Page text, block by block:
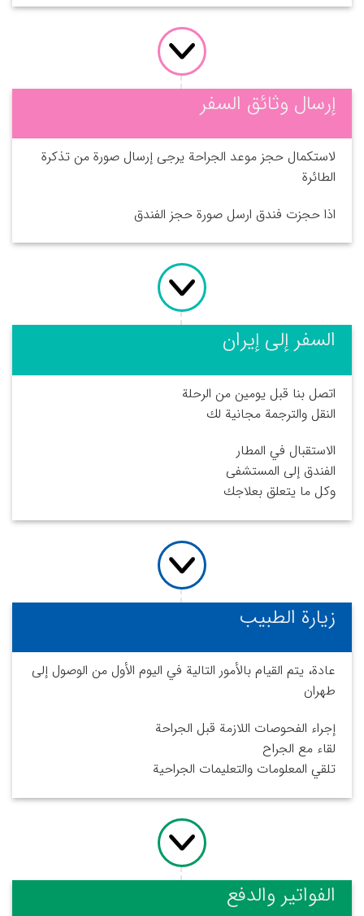
إرسال وثائق السفر
لاستكمال حجز موعد الجراحة يرجى إرسال صورة من تذكرة
الطائرة
اذا حجزت فندق ارسل صورة حجز الفندق
السفر إلى إيران
اتصل بنا قبل يومين من الرحلة
النقل والترجمة مجانية لك
الاستقبال في المطار
الفندق إلى المستشفى
وكل ما يتعلق بعلاجك
زيارة الطبيب
عادة، يتم القيام بالأمور التالية في اليوم الأول من الوصول إلى
طهران
إجراء الفحوصات اللازمة قبل الجراحة
لقاء مع الجراح
تلقي المعلومات والتعليمات الجراحية
الفواتير والدفع